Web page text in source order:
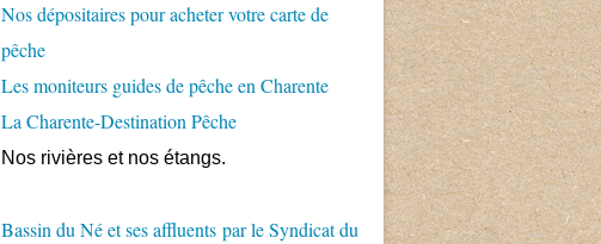
Nos dépositaires pour acheter votre carte de
pêche
Les moniteurs guides de pêche en Charente
La Charente-Destination Pêche
Nos rivières et nos étangs.
Bassin du Né et ses affluents par le Syndicat du